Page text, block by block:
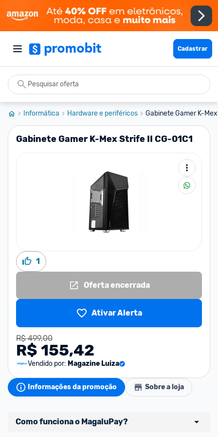
Cadastrar
Informática Hardware e periféricos Gabinete Gamer K-
Gabinete Gamer K-Mex Strife II CG-01C1
1
Oferta encerrada
Ativar Alerta
R$ 499,00
R$ 155,42
Vendido por: Magazine Luiza
Informações da promoção Sobre a loja
Como funciona o MagaluPay?